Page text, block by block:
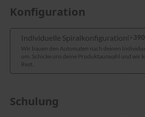
Konfiguration
Individuelle Spiralkonfiguration(+
Wir bauen den Automaten nach deinen
um. Schicke uns deine Produktauswahl und wir
Rest.
Schulung